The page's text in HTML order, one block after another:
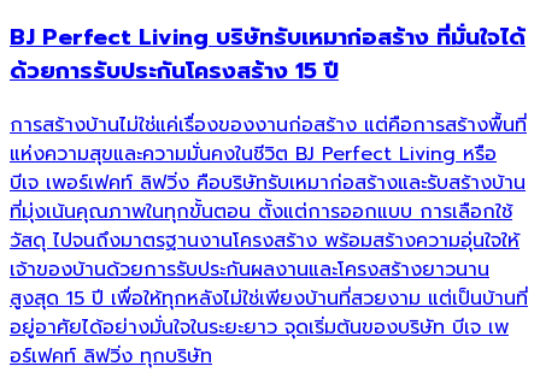
BJ Perfect Living บริษัทรับเหมาก่อสร้าง ที่มั่นใจได้
ด้วยการรับประกันโครงสร้าง 15 ปี
การสร้างบ้านไม่ใช่แค่เรื่องของงานก่อสร้าง แต่คือการสร้างพื้นที่
แห่งความสุขและความมั่นคงในชีวิต BJ Perfect Living หรือ
บีเจ เพอร์เฟคท์ ลิฟวิ่ง คือบริษัทรับเหมาก่อสร้างและรับสร้างบ้าน
ที่มุ่งเน้นคุณภาพในทุกขั้นตอน ตั้งแต่การออกแบบ การเลือกใช้
วัสดุ ไปจนถึงมาตรฐานงานโครงสร้าง พร้อมสร้างความอุ่นใจให้
เจ้าของบ้านด้วยการรับประกันผลงานและโครงสร้างยาวนาน
สูงสุด 15 ปี เพื่อให้ทุกหลังไม่ใช่เพียงบ้านที่สวยงาม แต่เป็นบ้านที่
อยู่อาศัยได้อย่างมั่นใจในระยะยาว จุดเริ่มต้นของบริษัท บีเจ เพ
อร์เฟคท์ ลิฟวิ่ง ทุกบริษัท